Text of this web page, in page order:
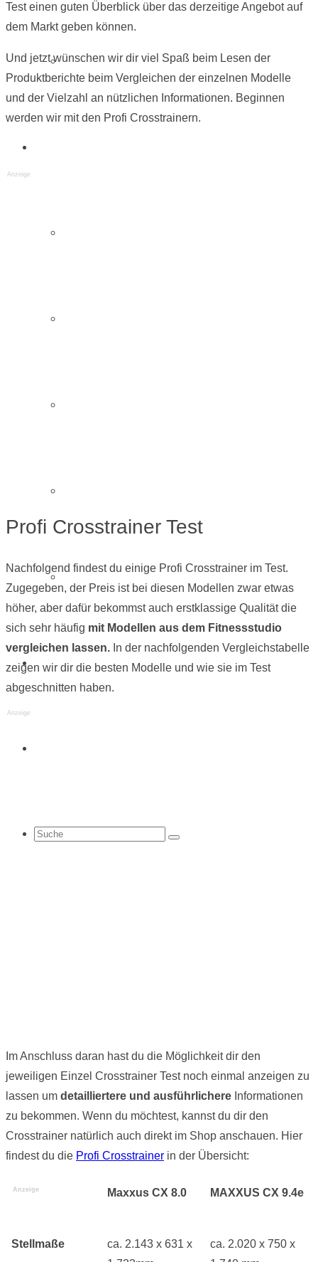
Sportstech Crosstrainer
Tipps
Suche
Test einen guten Überblick über das derzeitige Angebot auf
dem Markt geben können.
Und jetzt wünschen wir dir viel Spaß beim Lesen der
Produktberichte beim Vergleichen der einzelnen Modelle
und der Vielzahl an nützlichen Informationen. Beginnen
werden wir mit den Profi Crosstrainern.
Anzeige
Profi Crosstrainer Test
Nachfolgend findest du einige Profi Crosstrainer im Test.
Zugegeben, der Preis ist bei diesen Modellen zwar etwas
höher, aber dafür bekommst auch erstklassige Qualität die
sich sehr häufig mit Modellen aus dem Fitnessstudio
vergleichen lassen. In der nachfolgenden Vergleichstabelle
zeigen wir dir die besten Modelle und wie sie im Test
abgeschnitten haben.
Anzeige
Im Anschluss daran hast du die Möglichkeit dir den
jeweiligen Einzel Crosstrainer Test noch einmal anzeigen zu
lassen um detailliertere und ausführlichere Informationen
zu bekommen. Wenn du möchtest, kannst du dir den
Crosstrainer natürlich auch direkt im Shop anschauen. Hier
findest du die Profi Crosstrainer in der Übersicht:
Anzeige Maxxus CX 8.0 MAXXUS CX 9.4e
Stellmaße
ca. 2.143 x 631 x
ca. 2.020 x 750 x